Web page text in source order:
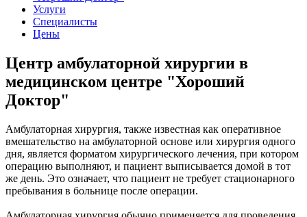
Услуги
Специалисты
Цены
Центр амбулаторной хирургии в
медицинском центре "Хороший
Доктор"
Амбулаторная хирургия, также известная как оперативное
вмешательство на амбулаторной основе или хирургия одного
дня, является форматом хирургического лечения, при котором
операцию выполняют, и пациент выписывается домой в тот
же день. Это означает, что пациент не требует стационарного
пребывания в больнице после операции.